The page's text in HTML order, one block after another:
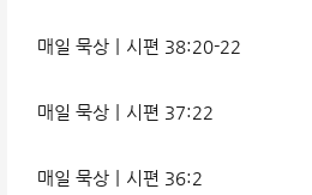
매일 묵상ㅣ시편 38:20-22
매일 묵상ㅣ시편 37:22
매일 묵상ㅣ시편 36:2